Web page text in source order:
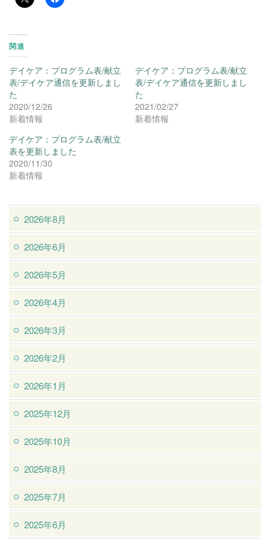
関連
デイケア：プログラム表/献立
表/デイケア通信を更新しまし
た
2020/12/26
新着情報
デイケア：プログラム表/献立
表/デイケア通信を更新しまし
た
2021/02/27
新着情報
デイケア：プログラム表/献立
表を更新しました
2020/11/30
新着情報
2026年8月
2026年6月
2026年5月
2026年4月
2026年3月
2026年2月
2026年1月
2025年12月
2025年10月
2025年8月
2025年7月
2025年6月